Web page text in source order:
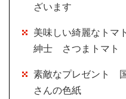
ざいます
美味しい綺麗なトマ
紳士 さつまトマト
素敵なプレゼント
さんの色紙